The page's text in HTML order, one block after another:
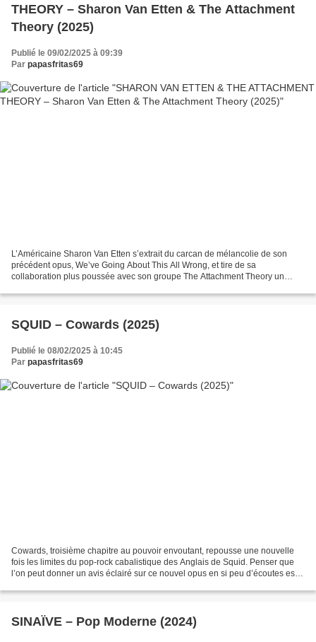
THEORY – Sharon Van Etten & The Attachment
Theory (2025)
Publié le 09/02/2025 à 09:39
Par papasfritas69
L’Américaine Sharon Van Etten s’extrait du carcan de mélancolie de son
précédent opus, We’ve Going About This All Wrong, et tire de sa
collaboration plus poussée avec son groupe The Attachment Theory un
SQUID – Cowards (2025)
Publié le 08/02/2025 à 10:45
Par papasfritas69
Cowards, troisième chapitre au pouvoir envoutant, repousse une nouvelle
fois les limites du pop-rock cabalistique des Anglais de Squid. Penser que
l’on peut donner un avis éclairé sur ce nouvel opus en si peu d’écoutes est
SINAÏVE – Pop Moderne (2024)